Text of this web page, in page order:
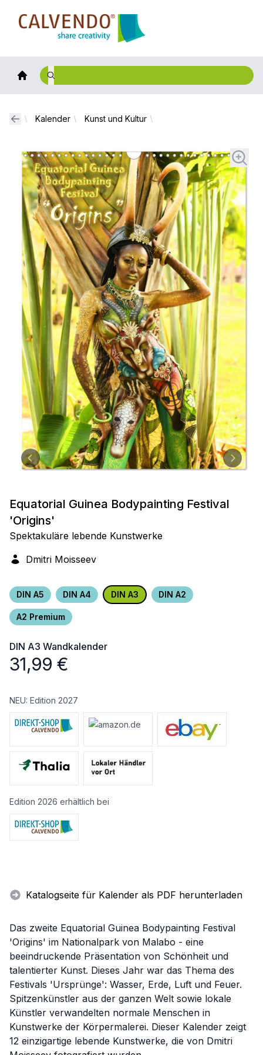
Calvendo
Kalender Kunst und Kultur
Equatorial Guinea Bodypainting Festival
'Origins'
Spektakuläre lebende Kunstwerke
Dmitri Moisseev
DIN A5 DIN A4 DIN A3 DIN A2
A2 Premium
DIN A3 Wandkalender
31,99 €
NEU: Edition 2027
Edition 2026 erhältlich bei
Katalogseite für Kalender als PDF herunterladen
Das zweite Equatorial Guinea Bodypainting Festival
'Origins' im Nationalpark von Malabo - eine
beeindruckende Präsentation von Schönheit und
talentierter Kunst. Dieses Jahr war das Thema des
Festivals 'Ursprünge': Wasser, Erde, Luft und Feuer.
Spitzenkünstler aus der ganzen Welt sowie lokale
Künstler verwandelten normale Menschen in
Kunstwerke der Körpermalerei. Dieser Kalender zeigt
12 einzigartige lebende Kunstwerke, die von Dmitri